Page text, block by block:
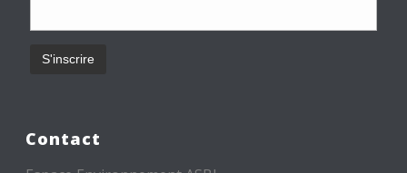
Contact